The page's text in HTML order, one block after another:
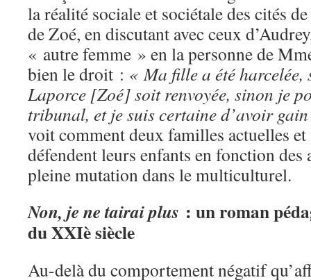
la réalité sociale et sociétale des cités
de Zoé, en discutant avec ceux
« autre femme » en la personne de
bien le droit : « Ma fille a été harcelée,
Laporce [Zoé] soit renvoyée, sinon je
tribunal, et je suis certaine d’avoir
voit comment deux familles actuelles
défendent leurs enfants en fonction des
pleine mutation dans le multiculturel.
Non, je ne tairai plus : un roman
du XXIè siècle
Au-delà du comportement négatif